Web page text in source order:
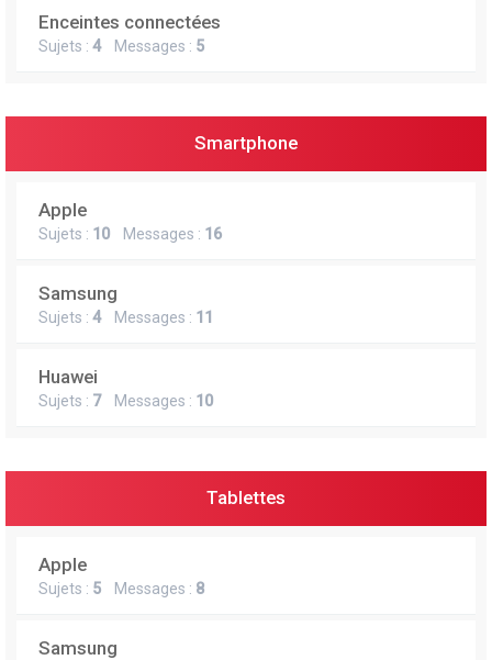
Enceintes connectées
Sujets : 4Messages : 5
Smartphone
Apple
Sujets : 10 Messages : 16
Samsung
Sujets : 4Messages : 11
Huawei
Sujets : 7Messages : 10
Tablettes
Apple
Sujets : 5 Messages : 8
Samsung